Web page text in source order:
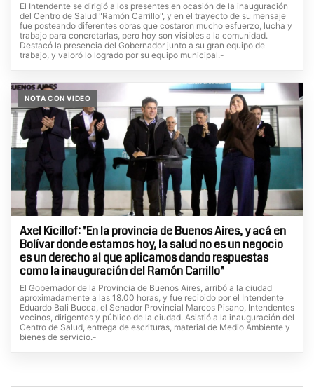
El Intendente se dirigió a los presentes en ocasión de la inauguración
del Centro de Salud "Ramón Carrillo", y en el trayecto de su mensaje
fue posteando diferentes obras que costaron mucho esfuerzo, lucha y
trabajo para concretarlas, pero hoy son visibles a la comunidad.
Destacó la presencia del Gobernador junto a su gran equipo de
trabajo, y valoró lo logrado por su equipo municipal.-
NOTA CON VIDEO
Axel Kicillof: "En la provincia de Buenos Aires, y acá en
Bolívar donde estamos hoy, la salud no es un negocio
es un derecho al que aplicamos dando respuestas
como la inauguración del Ramón Carrillo"
El Gobernador de la Provincia de Buenos Aires, arribó a la ciudad
aproximadamente a las 18.00 horas, y fue recibido por el Intendente
Eduardo Bali Bucca, el Senador Provincial Marcos Pisano, Intendentes
vecinos, dirigentes y público de la ciudad. Asistió a la inauguración del
Centro de Salud, entrega de escrituras, material de Medio Ambiente y
bienes de servicio.-